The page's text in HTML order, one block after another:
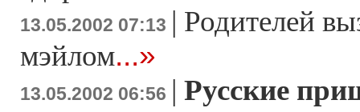
13.05.2002 07:13 | Родителей
мэйлом...»
13.05.2002 06:56 | Русские